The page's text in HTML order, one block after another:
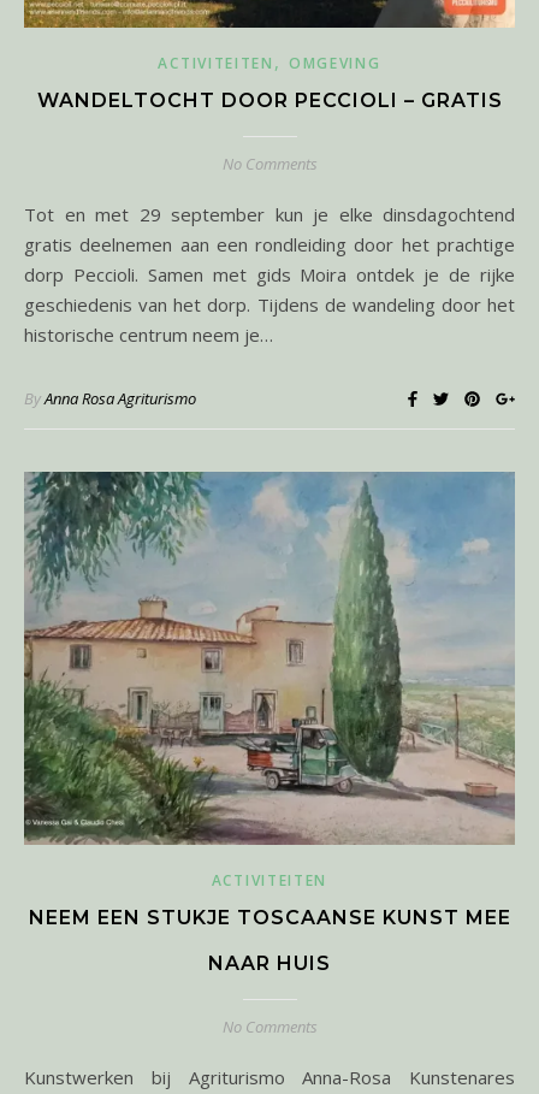
ACTIVITEITEN , OMGEVING
WANDELTOCHT DOOR PECCIOLI – GRATIS
No Comments
Tot en met 29 september kun je elke dinsdagochtend
gratis deelnemen aan een rondleiding door het prachtige
dorp Peccioli. Samen met gids Moira ontdek je de rijke
geschiedenis van het dorp. Tijdens de wandeling door het
historische centrum neem je…
ByAnna Rosa Agriturismo
ACTIVITEITEN
NEEM EEN STUKJE TOSCAANSE KUNST MEE
NAAR HUIS
No Comments
Kunstwerken bij Agriturismo Anna-Rosa Kunstenares